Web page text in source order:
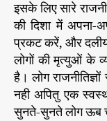
इसके लिए सारे
की दिशा में अपना-
प्रकट करें, और दलीय
लोगों की मृत्युओं के
है। लोग
नही अपितु एक
सुनते-सुनते लोग ऊब